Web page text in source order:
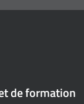
de formation